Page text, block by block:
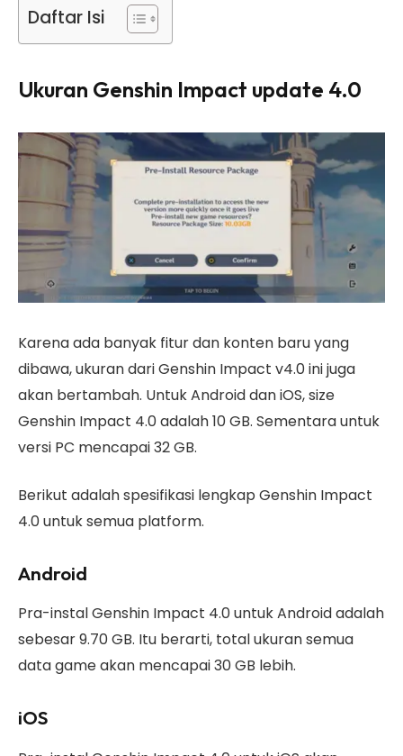
Daftar Isi
Ukuran Genshin Impact update 4.0
Karena ada banyak fitur dan konten baru yang
dibawa, ukuran dari Genshin Impact v4.0 ini juga
akan bertambah. Untuk Android dan iOS, size
Genshin Impact 4.0 adalah 10 GB. Sementara untuk
versi PC mencapai 32 GB.
Berikut adalah spesifikasi lengkap Genshin Impact
4.0 untuk semua platform.
Android
Pra-instal Genshin Impact 4.0 untuk Android adalah
sebesar 9.70 GB. Itu berarti, total ukuran semua
data game akan mencapai 30 GB lebih.
iOS